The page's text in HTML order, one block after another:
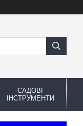
САДОВІ
ІНСТРУМЕНТИ